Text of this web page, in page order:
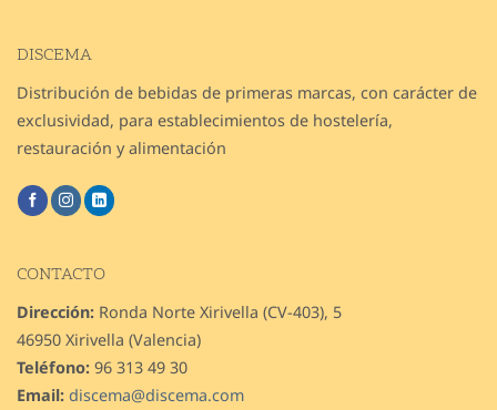
DISCEMA
Distribución de bebidas de primeras marcas, con carácter de
exclusividad, para establecimientos de hostelería,
restauración y alimentación
CONTACTO
Dirección: Ronda Norte Xirivella (CV-403), 5
46950 Xirivella (Valencia)
Teléfono: 96 313 49 30
Email: discema@discema.com